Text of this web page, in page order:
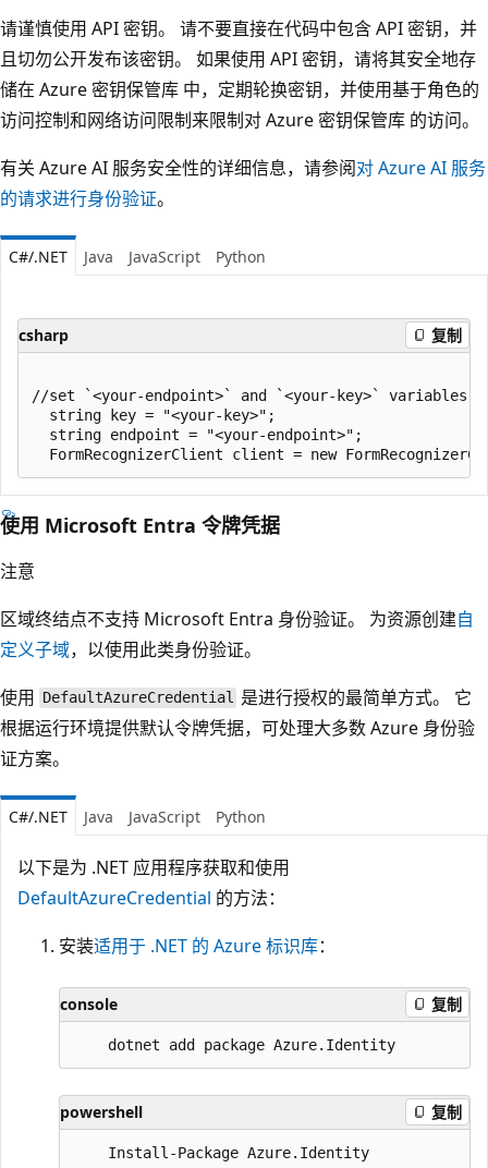
请谨慎使用 API 密钥。 请不要直接在代码中包含 API 密钥，并
且切勿公开发布该密钥。 如果使用 API 密钥，请将其安全地存
储在 Azure 密钥保管库 中，定期轮换密钥，并使用基于角色的
访问控制和网络访问限制来限制对 Azure 密钥保管库 的访问。
有关 Azure AI 服务安全性的详细信息，请参阅对 Azure AI 服务
的请求进行身份验证。
C#/.NET Java JavaScript Python
csharp 复制
//set `<your-endpoint>` and `<your-key>` variables
  string key = "<your-key>";
  string endpoint = "<your-endpoint>";
使用 Microsoft Entra 令牌凭据
注意
区域终结点不支持 Microsoft Entra 身份验证。 为资源创建自
定义子域，以使用此类身份验证。
使用 DefaultAzureCredential 是进行授权的最简单方式。 它
根据运行环境提供默认令牌凭据，可处理大多数 Azure 身份验
证方案。
C#/.NET Java JavaScript Python
以下是为 .NET 应用程序获取和使用
DefaultAzureCredential 的方法：
安装适用于 .NET 的 Azure 标识库：
console 复制
powershell 复制